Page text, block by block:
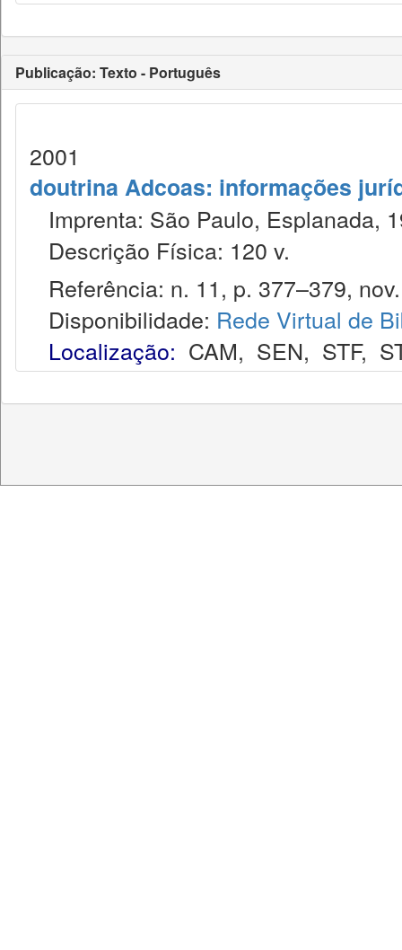
Publicação: Texto - Português
2001
doutrina Adcoas: informações
Imprenta: São Paulo, Esplanada,
Descrição Física: 120 v.
Referência: n. 11, p. 377–379,
Disponibilidade: Rede Virtual de
Localização: CAM, SEN, STF,